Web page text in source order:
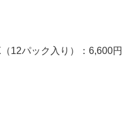
12パック入り）：6,600円